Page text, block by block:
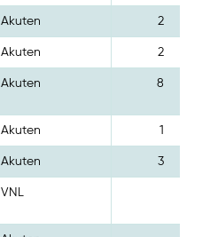
Akuten 2
Akuten 2
Akuten 8
Akuten 1
Akuten 3
VNL